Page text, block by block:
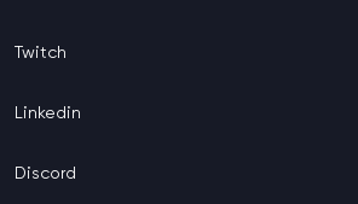
Twitch
Linkedin
Discord